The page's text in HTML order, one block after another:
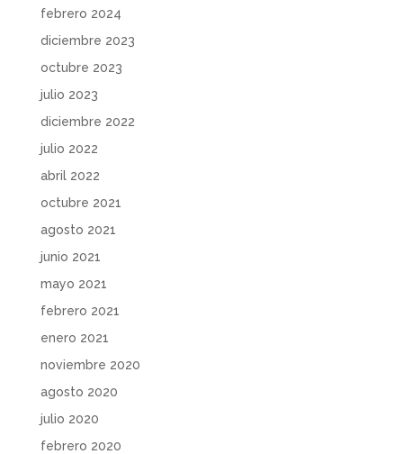
febrero 2024
diciembre 2023
octubre 2023
julio 2023
diciembre 2022
julio 2022
abril 2022
octubre 2021
agosto 2021
junio 2021
mayo 2021
febrero 2021
enero 2021
noviembre 2020
agosto 2020
julio 2020
febrero 2020